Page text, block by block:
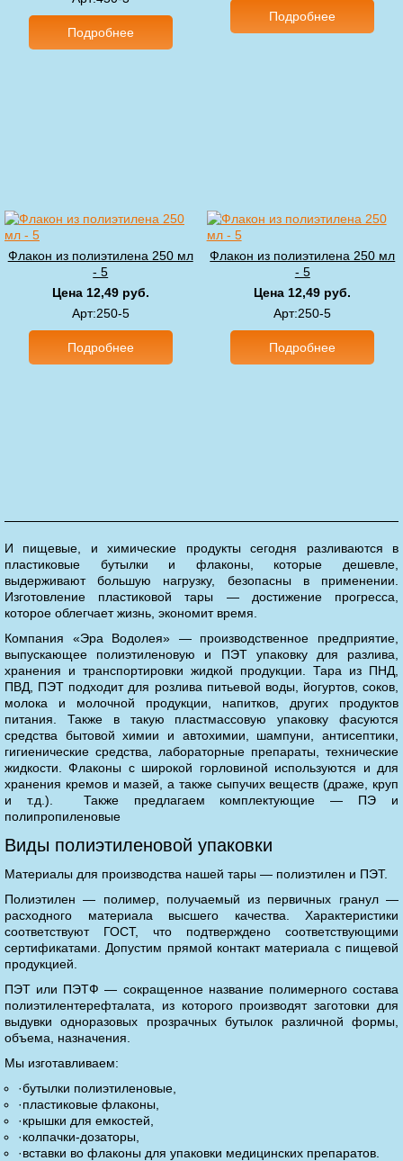
Подробнее
Подробнее
Флакон из полиэтилена 250 мл
- 5
Цена 12,49 руб.
Арт:250-5
Подробнее
Флакон из полиэтилена 250 мл
- 5
Цена 12,49 руб.
Арт:250-5
Подробнее
И пищевые, и химические продукты сегодня разливаются в
пластиковые бутылки и флаконы, которые дешевле,
выдерживают большую нагрузку, безопасны в применении.
Изготовление пластиковой тары — достижение прогресса,
которое облегчает жизнь, экономит время.
Компания «Эра Водолея» — производственное предприятие,
выпускающее полиэтиленовую и ПЭТ упаковку для разлива,
хранения и транспортировки жидкой продукции. Тара из ПНД,
ПВД, ПЭТ подходит для розлива питьевой воды, йогуртов, соков,
молока и молочной продукции, напитков, других продуктов
питания. Также в такую пластмассовую упаковку фасуются
средства бытовой химии и автохимии, шампуни, антисептики,
гигиенические средства, лабораторные препараты, технические
жидкости. Флаконы с широкой горловиной используются и для
хранения кремов и мазей, а также сыпучих веществ (драже, круп
и т.д.). Также предлагаем комплектующие — ПЭ и
полипропиленовые
Виды полиэтиленовой упаковки
Материалы для производства нашей тары — полиэтилен и ПЭТ.
Полиэтилен — полимер, получаемый из первичных гранул —
расходного материала высшего качества. Характеристики
соответствуют ГОСТ, что подтверждено соответствующими
сертификатами. Допустим прямой контакт материала с пищевой
продукцией.
ПЭТ или ПЭТФ — сокращенное название полимерного состава
полиэтилентерефталата, из которого производят заготовки для
выдувки одноразовых прозрачных бутылок различной формы,
объема, назначения.
Мы изготавливаем:
·бутылки полиэтиленовые,
·пластиковые флаконы,
·крышки для емкостей,
·колпачки-дозаторы,
·вставки во флаконы для упаковки медицинских препаратов.